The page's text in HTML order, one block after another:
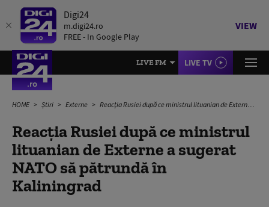
Digi24
m.digi24.ro
FREE - In Google Play
VIEW
LIVE FM LIVE TV
HOME Știri Externe Reacția Rusiei după ce ministrul lituanian de Externe a sugerat NATO să pătrundă în Kaliningrad
Reacția Rusiei după ce ministrul
lituanian de Externe a sugerat
NATO să pătrundă în
Kaliningrad